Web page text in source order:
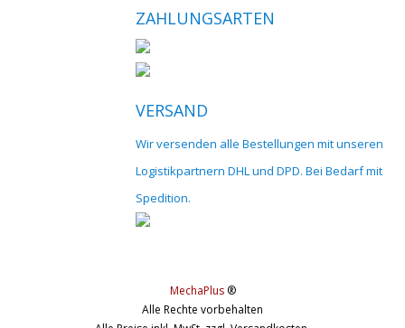
ZAHLUNGSARTEN
VERSAND
Wir versenden alle Bestellungen mit unseren
Logistikpartnern DHL und DPD. Bei Bedarf mit
Spedition.
MechaPlus ®
Alle Rechte vorbehalten